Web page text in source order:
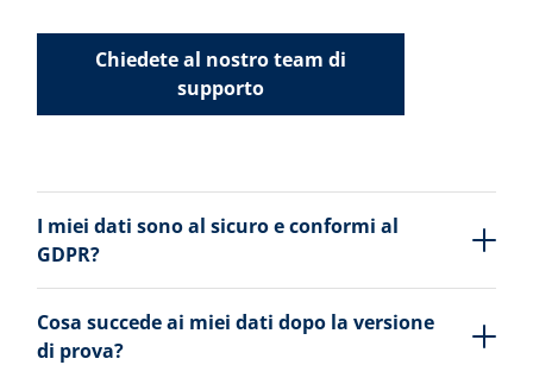
Chiedete al nostro team di
supporto
I miei dati sono al sicuro e conformi al
GDPR?
Cosa succede ai miei dati dopo la versione
di prova?